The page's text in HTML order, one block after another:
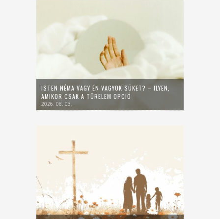
ISTEN NÉMA VAGY ÉN VAGYOK SÜKET? – ILYEN,
AMIKOR CSAK A TÜRELEM OPCIÓ
2026. 08. 03.